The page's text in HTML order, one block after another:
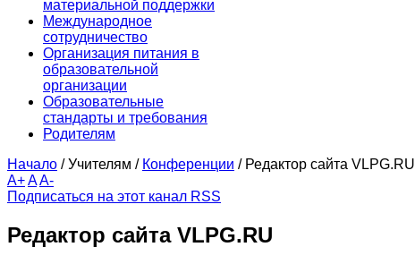
материальной поддержки
Международное
сотрудничество
Организация питания в
образовательной
организации
Образовательные
стандарты и требования
Родителям
Начало /Учителям / Конференции / Редактор сайта VLPG.RU
A+AA-
Подписаться на этот канал RSS
Редактор сайта VLPG.RU